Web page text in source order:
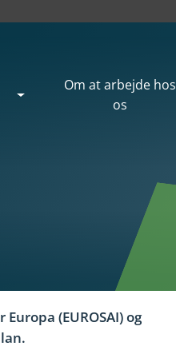
Om at arbejde hos
os
(EUROSAI) og